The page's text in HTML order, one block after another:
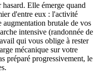
Elle émerge quand
d'entre eux : l'activité
augmentation brutale de vos
intensive (randonnée de
qui vous oblige à rester
mécanique sur votre
préparé progressivement, le